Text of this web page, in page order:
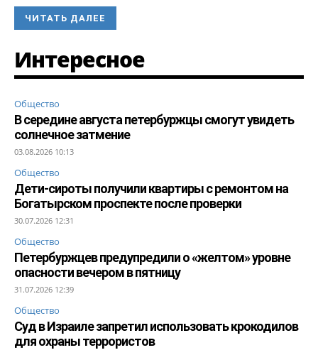
ЧИТАТЬ ДАЛЕЕ
Интересное
Общество
В середине августа петербуржцы смогут увидеть
солнечное затмение
03.08.2026 10:13
Общество
Дети-сироты получили квартиры с ремонтом на
Богатырском проспекте после проверки
30.07.2026 12:31
Общество
Петербуржцев предупредили о «желтом» уровне
опасности вечером в пятницу
31.07.2026 12:39
Общество
Суд в Израиле запретил использовать крокодилов
для охраны террористов